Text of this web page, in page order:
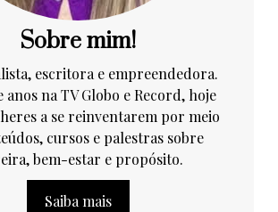
Sobre mim!
escritora e empreendedora.
anos na TV Globo e Record, hoje
a se reinventarem por meio
cursos e palestras sobre
bem-estar e propósito.
Saiba mais